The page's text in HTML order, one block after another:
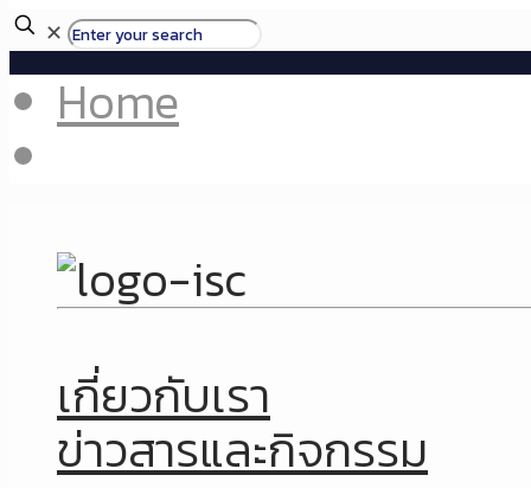
✕
Home
เกี่ยวกับเรา
ข่าวสารและกิจกรรม